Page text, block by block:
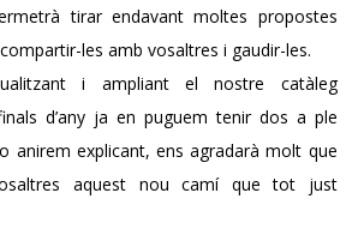
tirar endavant moltes propostes
les amb vosaltres i gaudir-les.
i ampliant el nostre catàleg
d’any ja en puguem tenir dos a ple
anirem explicant, ens agradarà molt que
aquest nou camí que tot just